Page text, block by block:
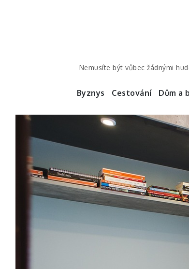
Nemusíte být vůbec žádnými
Byznys Cestování Dům a